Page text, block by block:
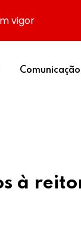
Comunicação
à
vigor